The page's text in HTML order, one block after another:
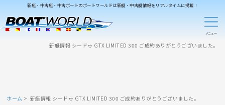
新艇・中古艇・中古ボートのボートワールドは新艇・中古艇情報をリアルタイムに掲載！
新艇情報 シードゥ GTX LIMITED 300 ご成約ありがとうございました。
ホーム 新艇情報 シードゥ GTX LIMITED 300 ご成約ありがとうございました。